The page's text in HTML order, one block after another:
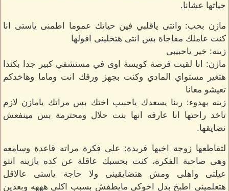
حياتها عشانا.
مازن بحب: وانتى ياقلبي فين حياتك عموما اطمنى ياستى انا
كنت عاملك مفاجاة بس انتى هتخلينى اقولها
زينه: خير ياحبيبى
مازن: انا لقيت فرصة كويسة اوى في مستشفي كبير جدا بكندا
هتغير مستواي المادي وكنت بجهز ورقك انت وماما وهاخدكم
تعيشو معانا
زينه بهدوء: ربنا يسعدك ياحبيب اختك بس مراتك يامازن لازم
تاخد راحتها انا عارفه انها بنت حلال ومحترمة بس مينفعش
نضايقها.
لتقاطعها زوجة اخيها فريدة: على فكرة مراته قاعدة وسامعه
وهى صاحبة الفكرة، كنت بحسبك عاقلة عن كده يازينه انتو
عيلتى واهلى ومش هتضايقينى ولا حاجة ياستى عالاقل
هتعلمينى اطبخ بدل اخوكى مايطفش بسبب اكلى هههه وبعدين